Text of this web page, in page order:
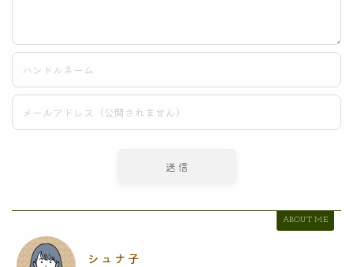
ABOUT ME
シュナ子